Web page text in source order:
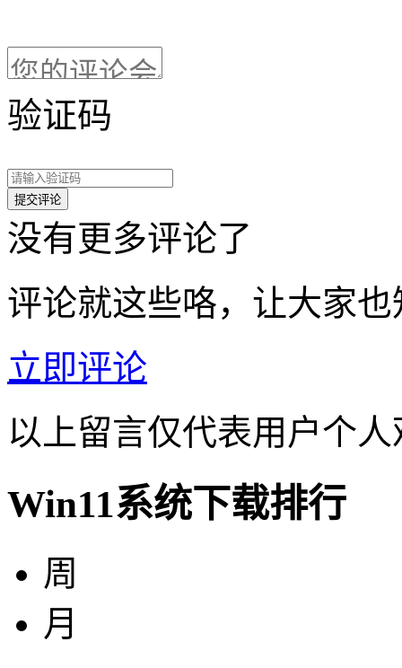
验证码
没有更多评论了
评论就这些咯，让大家
立即评论
以上留言仅代表用户个
Win11系统下载排行
周
月